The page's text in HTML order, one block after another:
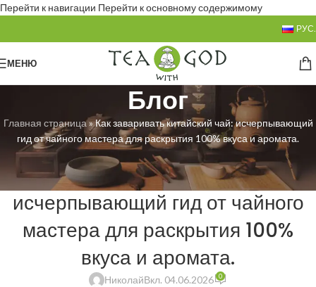
Перейти к навигации Перейти к основному содержимому
РУС.
МЕНЮ
Блог
Главная страница»Как заваривать китайский чай: исчерпывающий
гид от чайного мастера для раскрытия 100% вкуса и аромата.
БЕЗ РУБРИКИ
Как заваривать китайский чай:
исчерпывающий гид от чайного
мастера для раскрытия 100%
вкуса и аромата.
НиколайВкл. 04.06.2026 0